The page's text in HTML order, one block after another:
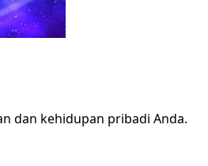
dan kehidupan pribadi Anda.